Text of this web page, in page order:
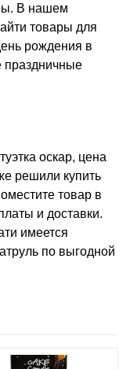
В нашем
товары для
рождения в
праздничные
оскар, цена
решили купить
товар в
и доставки.
имеется
по выгодной